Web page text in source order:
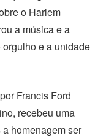
o Harlem
a música e a
e a unidade
Francis Ford
recebeu uma
homenagem ser